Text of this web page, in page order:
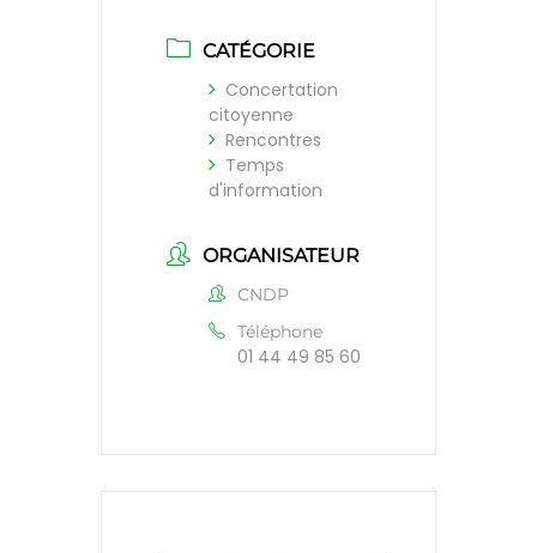
CATÉGORIE
Concertation
citoyenne
Rencontres
Temps
d'information
ORGANISATEUR
CNDP
Téléphone
01 44 49 85 60